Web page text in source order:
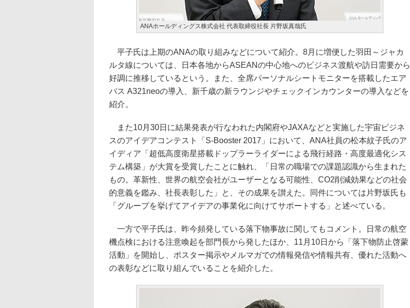
ANAホールディングス株式会社 代表取締役社長 片野坂真哉氏
平子氏は上期のANAの取り組みなどについて紹介。8月に増便した羽田～ジャカ
ルタ線については、日本各地からASEANの中心地へのビジネス渡航や訪日需要から
好調に推移しているという。また、全席パーソナルシートモニターを搭載したエア
バス A321neoの導入、新千歳の新ラウンジやチェックインカウンターの導入などを
紹介。
また10月30日に結果発表が行なわれた内閣府やJAXAなどと実施した宇宙ビジネ
スのアイデアコンテスト「S-Booster 2017」において、ANA社員の松本紋子氏のア
イディア「超低高度衛星搭載ドップラーライダーによる飛行経路・高度最適化シス
テム構築」が大賞を受賞したことに触れ、「日常の職場での課題認識から生まれた
もの。革新性、世界の航空会社がユーザーとなる可能性、CO2削減効果などの社会
的意義を鑑み、社長表彰した」と、その成果を讃えた。同件については片野坂氏も
「グループを挙げてアイデアの事業化に向けてサポートする」と述べている。
一方で平子氏は、昨今頻発している落下物事故に関してもコメント。日常の航空
機点検における注意喚起を部門長から発したほか、11月10日から「落下物防止啓蒙
活動」を開始し、ポスター掲示やメルマガでの情報発信や情報共有、優れた活動へ
の表彰などに取り組んでいることを紹介した。